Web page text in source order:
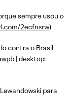
sempre usou o
2ecfnsrw)
contra o Brasil
| desktop:
para